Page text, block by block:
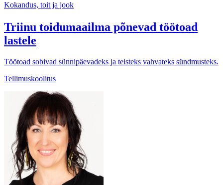
Kokandus, toit ja jook
Triinu toidumaailma põnevad töötoad
lastele
Töötoad sobivad sünnipäevadeks ja teisteks vahvateks sündmusteks.
Tellimuskoolitus